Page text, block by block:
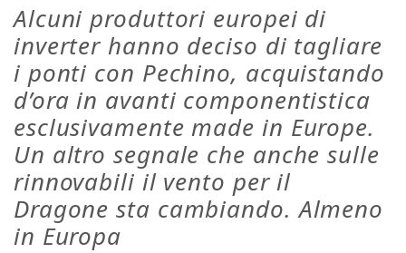
Alcuni produttori europei di
inverter hanno deciso di tagliare
i ponti con Pechino, acquistando
d’ora in avanti componentistica
esclusivamente made in Europe.
Un altro segnale che anche sulle
rinnovabili il vento per il
Dragone sta cambiando. Almeno
in Europa